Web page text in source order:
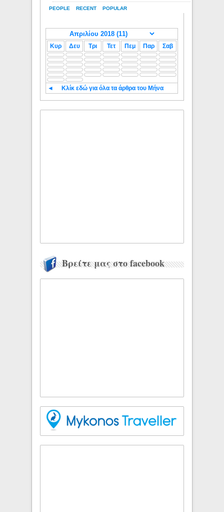
PEOPLE RECENT POPULAR
Κυρ Δευ Τρι Τετ Πεμ Παρ Σαβ
◄ Κλίκ εδώ για όλα τα άρθρα του Μήνα
Βρείτε μας στο facebook